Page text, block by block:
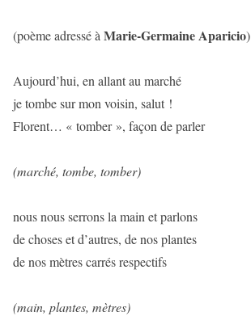
(poème adressé à Marie-Germaine Aparicio)
Aujourd’hui, en allant au marché
je tombe sur mon voisin, salut !
Florent… « tomber », façon de parler
(marché, tombe, tomber)
nous nous serrons la main et parlons
de choses et d’autres, de nos plantes
de nos mètres carrés respectifs
(main, plantes, mètres)